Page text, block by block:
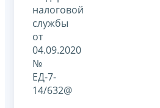
налоговой
службы
от
04.09.2020
№
ЕД-7-
14/632@